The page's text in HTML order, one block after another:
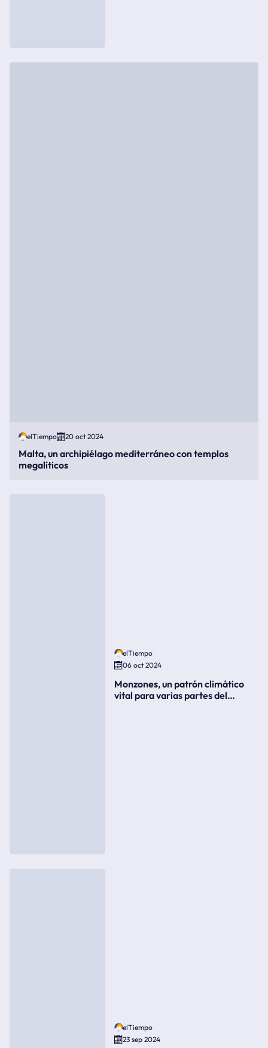
elTiempo 20 oct 2024
Malta, un archipiélago mediterráneo con templos
megalíticos
elTiempo
06 oct 2024
Monzones, un patrón climático
vital para varias partes del
elTiempo
23 sep 2024